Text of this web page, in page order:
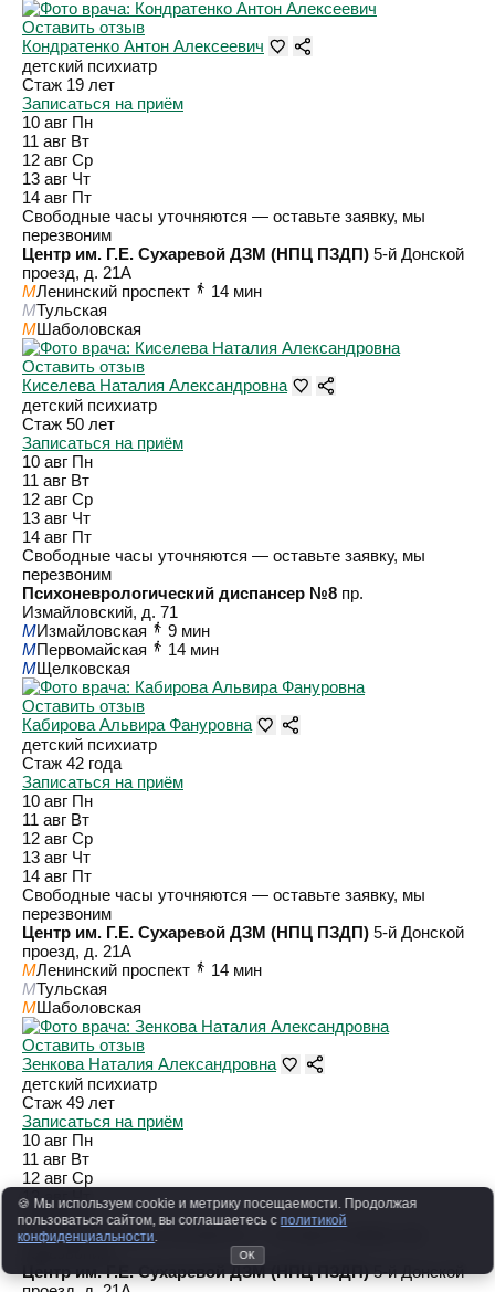
Оставить отзыв
Кондратенко Антон Алексеевич
детский психиатр
Стаж 19 лет
Записаться на приём
10 авг Пн
11 авг Вт
12 авг Ср
13 авг Чт
14 авг Пт
Свободные часы уточняются — оставьте заявку, мы
перезвоним
Центр им. Г.Е. Сухаревой ДЗМ (НПЦ ПЗДП) 5-й Донской
проезд, д. 21А
MЛенинский проспект
14 мин
MТульская
MШаболовская
Оставить отзыв
Киселева Наталия Александровна
детский психиатр
Стаж 50 лет
Записаться на приём
10 авг Пн
11 авг Вт
12 авг Ср
13 авг Чт
14 авг Пт
Свободные часы уточняются — оставьте заявку, мы
перезвоним
Психоневрологический диспансер №8 пр.
Измайловский, д. 71
MИзмайловская
9 мин
MПервомайская
14 мин
MЩелковская
Оставить отзыв
Кабирова Альвира Фануровна
детский психиатр
Стаж 42 года
Записаться на приём
10 авг Пн
11 авг Вт
12 авг Ср
13 авг Чт
14 авг Пт
Свободные часы уточняются — оставьте заявку, мы
перезвоним
Центр им. Г.Е. Сухаревой ДЗМ (НПЦ ПЗДП) 5-й Донской
проезд, д. 21А
MЛенинский проспект
14 мин
MТульская
MШаболовская
Оставить отзыв
Зенкова Наталия Александровна
детский психиатр
Стаж 49 лет
Записаться на приём
10 авг Пн
11 авг Вт
12 авг Ср
13 авг Чт
14 авг Пт
Свободные часы уточняются — оставьте заявку, мы
Центр им. Г.Е. Сухаревой ДЗМ (НПЦ ПЗДП) 5-й Донской
🍪 Мы используем cookie и метрику посещаемости. Продолжая
пользоваться сайтом, вы соглашаетесь с политикой
конфиденциальности
ОК